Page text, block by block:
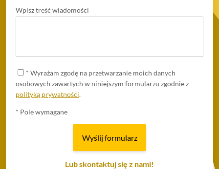
Wpisz treść wiadomości
* Wyrażam zgodę na przetwarzanie moich danych
osobowych zawartych w niniejszym formularzu zgodnie z
polityką prywatności.
* Pole wymagane
Wyślij formularz
Lub skontaktuj się z nami!